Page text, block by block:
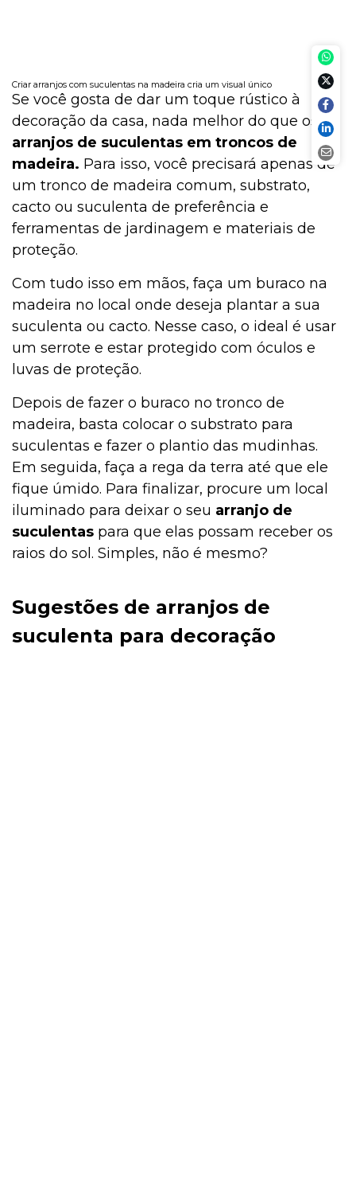
Criar arranjos com suculentas na madeira cria um visual único
Se você gosta de dar um toque rústico à
decoração da casa, nada melhor do que os
arranjos de suculentas em troncos de
madeira. Para isso, você precisará apenas de
um tronco de madeira comum, substrato,
cacto ou suculenta de preferência e
ferramentas de jardinagem e materiais de
proteção.
Com tudo isso em mãos, faça um buraco na
madeira no local onde deseja plantar a sua
suculenta ou cacto. Nesse caso, o ideal é usar
um serrote e estar protegido com óculos e
luvas de proteção.
Depois de fazer o buraco no tronco de
madeira, basta colocar o substrato para
suculentas e fazer o plantio das mudinhas.
Em seguida, faça a rega da terra até que ele
fique úmido. Para finalizar, procure um local
iluminado para deixar o seu arranjo de
suculentas para que elas possam receber os
raios do sol. Simples, não é mesmo?
Sugestões de arranjos de
suculenta para decoração